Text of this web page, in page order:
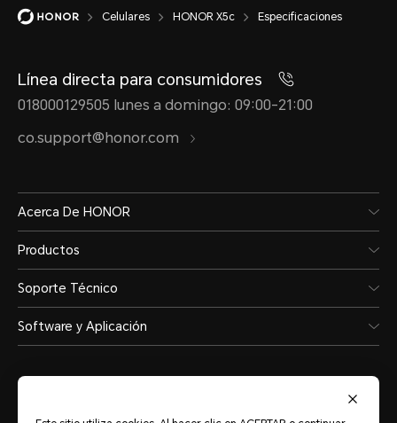
Reconocimiento facial
Compatible
Batería
Capacidad
Celulares HONOR X5c Especificaciones
Línea directa para consumidores
018000129505 lunes a domingo: 09:00-21:00
co.support@honor.com
Acerca De HONOR
Productos
Soporte Técnico
Software y Aplicación